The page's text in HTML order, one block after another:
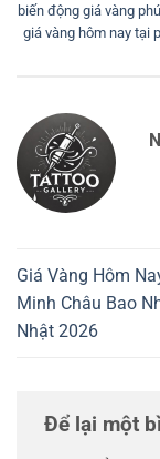
biến động giá vàng
giá vàng hôm nay tại
Giá Vàng Hôm
Minh Châu Bao
Nhật 2026
Để lại một